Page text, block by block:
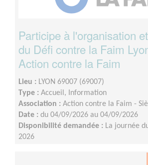
Participe à l'organisation
du Défi contre la Faim
Action contre la Faim
Lieu : LYON 69007 (69007)
Type : Accueil, Information
Association : Action contre la Faim -
Date : du 04/09/2026 au 04/09/2026
Disponibilité demandée : La journée
2026